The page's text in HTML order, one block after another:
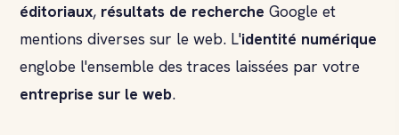
éditoriaux, résultats de recherche Google et
mentions diverses sur le web. L'identité numérique
englobe l'ensemble des traces laissées par votre
entreprise sur le web.